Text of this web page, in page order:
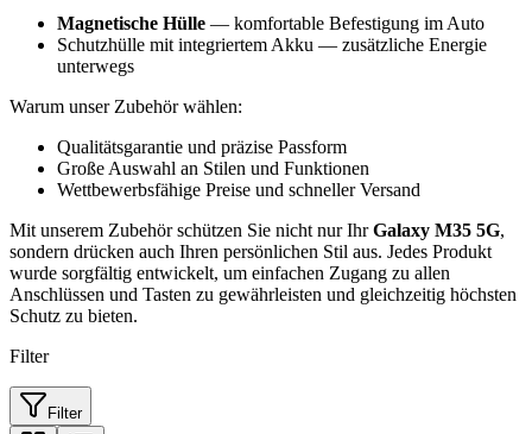
Magnetische Hülle — komfortable Befestigung im Auto
Schutzhülle mit integriertem Akku — zusätzliche Energie
unterwegs
Warum unser Zubehör wählen:
Qualitätsgarantie und präzise Passform
Große Auswahl an Stilen und Funktionen
Wettbewerbsfähige Preise und schneller Versand
Mit unserem Zubehör schützen Sie nicht nur IhrGalaxy M35 5G,
sondern drücken auch Ihren persönlichen Stil aus. Jedes Produkt
wurde sorgfältig entwickelt, um einfachen Zugang zu allen
Anschlüssen und Tasten zu gewährleisten und gleichzeitig höchsten
Schutz zu bieten.
Filter
Filter